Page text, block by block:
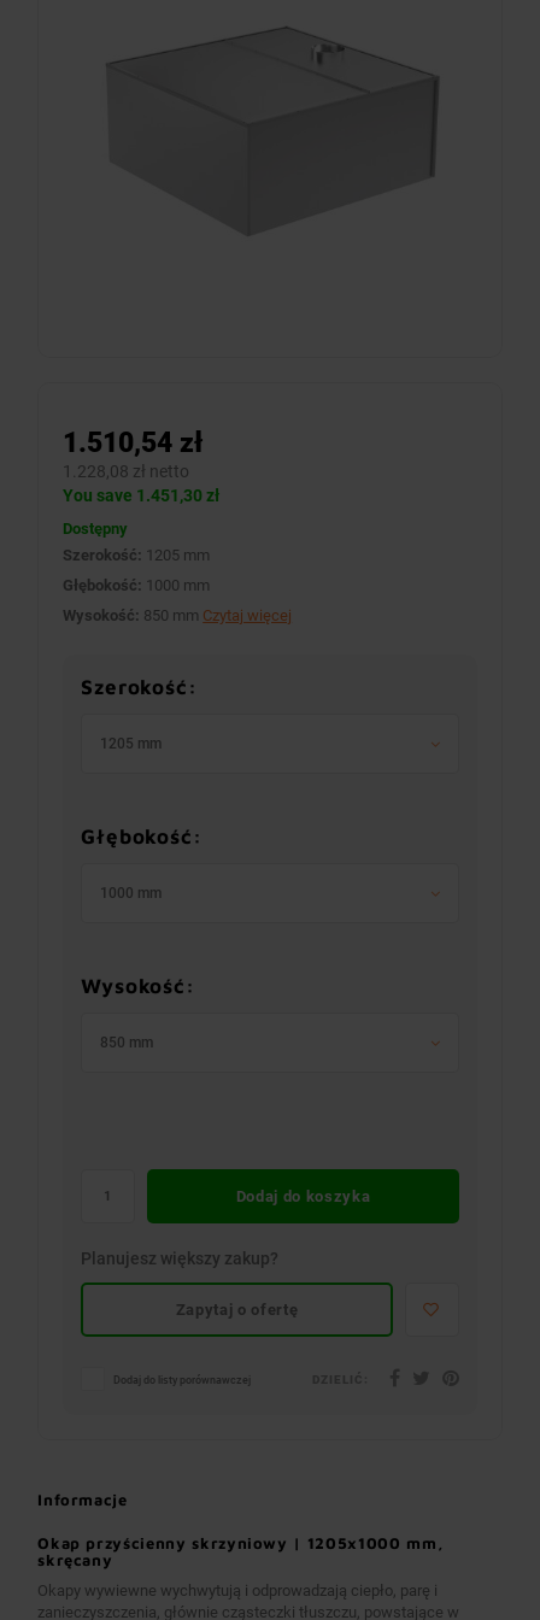
1.510,54 zł
1.228,08 zł netto
You save 1.451,30 zł
Dostępny
Szerokość: 1205 mm
Głębokość: 1000 mm
Wysokość: 850 mm Czytaj więcej
Szerokość:
1205 mm
Głębokość:
1000 mm
Wysokość:
850 mm
Dodaj do koszyka
Planujesz większy zakup?
Zapytaj o ofertę
Dodaj do listy porównawczej
Informacje
Okap przyścienny skrzyniowy | 1205x1000 mm,
skręcany
Okapy wywiewne wychwytują i odprowadzają ciepło, parę i
zanieczyszczenia, głównie cząsteczki tłuszczu, powstające w